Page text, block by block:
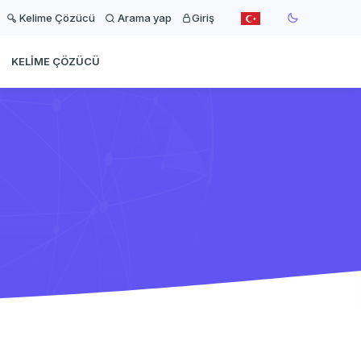
Kelime Çözücü Arama yap Giriş
KELIME ÇÖZÜCÜ